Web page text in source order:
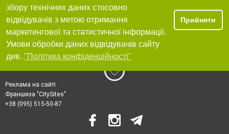
збору технічних даних стосовно
відвідувачів з метою отримання
маркетингової та статистичної інформації.
Умови обробки даних відвідувачів сайту
див. "Політика конфіденційності"
Прийняти
Реклама на сайті
Франшиза "CitySites"
+38 (095) 515-50-87